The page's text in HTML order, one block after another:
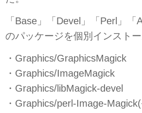
「Base」「Devel」「Perl」
のパッケージを個別インスト
・Graphics/GraphicsMagick
・Graphics/ImageMagick
・Graphics/libMagick-devel
・Graphics/perl-Image-